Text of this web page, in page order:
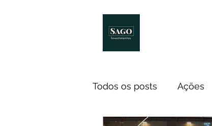
Todos os posts Ações